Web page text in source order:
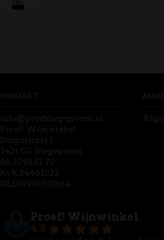
CONTACT
info@proefdiepenveen.nl
Proef! Wijnwinkel
Dorpsstraat 1
7431 CG Diepenveen
06 2293 37 70
KvK 54461022
NL001919631B64
4.8